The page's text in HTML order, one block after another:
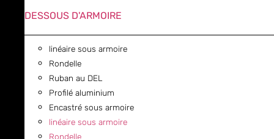
DESSOUS D'ARMOIRE
linéaire sous armoire
Rondelle
Ruban au DEL
Profilé aluminium
Encastré sous armoire
linéaire sous armoire
Rondelle